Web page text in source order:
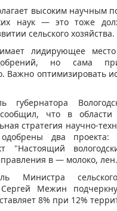
высоким научным
наук — это тоже
сельского хозяйства.
лидирующее
но сама
Важно оптимизировать
губернатора
что в
стратегия научно-
два проекта:
"Настоящий
в — молоко, лен.
Министра
Сергей Межин
8% при 12%